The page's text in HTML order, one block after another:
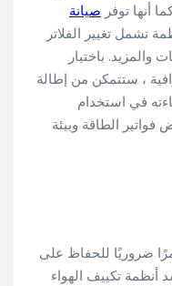
أنها توفر صيانة
تشمل تغيير الفلاتر
باختيار
، ستتمكن من إطالة
في استخدام
الطاقة وبيئة
ضروريًا للحفاظ على
أنظمة تكييف الهواء